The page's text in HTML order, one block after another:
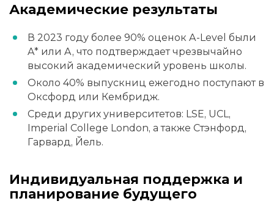
Академические результаты
В 2023 году более 90% оценок A-Level были
A* или A, что подтверждает чрезвычайно
высокий академический уровень школы.
Около 40% выпускниц ежегодно поступают в
Оксфорд или Кембридж.
Среди других университетов: LSE, UCL,
Imperial College London, а также Стэнфорд,
Гарвард, Йель.
Индивидуальная поддержка и
планирование будущего